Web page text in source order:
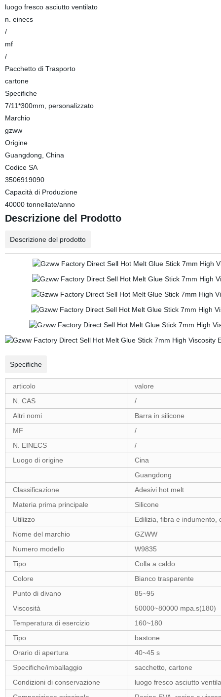
luogo fresco asciutto ventilato
n. einecs
/
mf
/
Pacchetto di Trasporto
cartone
Specifiche
7/11*300mm, personalizzato
Marchio
gzww
Origine
Guangdong, China
Codice SA
3506919090
Capacità di Produzione
40000 tonnellate/anno
Descrizione del Prodotto
Descrizione del prodotto
Specifiche
articolo
valore
N. CAS
/
Altri nomi
Barra in silicone
MF
/
N. EINECS
/
Luogo di origine
Cina
Guangdong
Classificazione
Adesivi hot melt
Materia prima principale
Silicone
Utilizzo
Edilizia, fibra e indumento,
Nome del marchio
GZWW
Numero modello
W9835
Tipo
Colla a caldo
Colore
Bianco trasparente
Punto di divano
85~95
Viscosità
50000~80000 mpa.s(180)
Temperatura di esercizio
160~180
Tipo
bastone
Orario di apertura
40~45 s
Specifiche/imballaggio
sacchetto, cartone
Condizioni di conservazione
luogo fresco asciutto